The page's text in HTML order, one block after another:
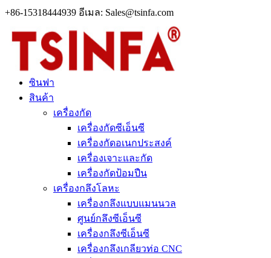
+86-15318444939 อีเมล: Sales@tsinfa.com
ซินฟา
สินค้า
เครื่องกัด
เครื่องกัดซีเอ็นซี
เครื่องกัดอเนกประสงค์
เครื่องเจาะและกัด
เครื่องกัดป้อมปืน
เครื่องกลึงโลหะ
เครื่องกลึงแบบแมนนวล
ศูนย์กลึงซีเอ็นซี
เครื่องกลึงซีเอ็นซี
เครื่องกลึงเกลียวท่อ CNC